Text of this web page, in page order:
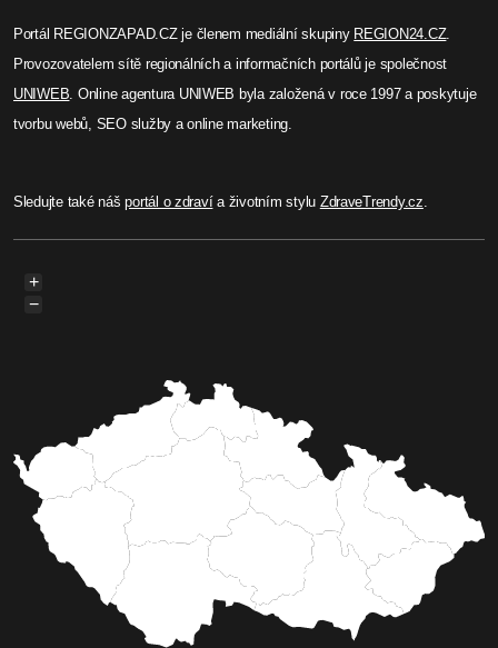
Portál REGIONZAPAD.CZ je členem mediální skupiny REGION24.CZ.
Provozovatelem sítě regionálních a informačních portálů je společnost
UNIWEB. Online agentura UNIWEB byla založená v roce 1997 a poskytuje
tvorbu webů, SEO služby a online marketing.
Sledujte také nášportál o zdravía životním stylu ZdraveTrendy.cz.
+
−